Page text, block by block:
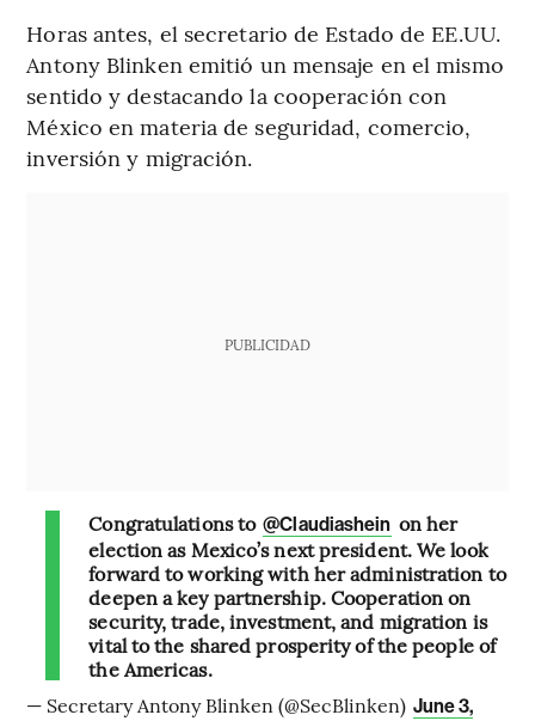
Horas antes, el secretario de Estado de EE.UU.
Antony Blinken emitió un mensaje en el mismo
sentido y destacando la cooperación con
México en materia de seguridad, comercio,
inversión y migración.
PUBLICIDAD
Congratulations to @Claudiashein on her
election as Mexico’s next president. We look
forward to working with her administration to
deepen a key partnership. Cooperation on
security, trade, investment, and migration is
vital to the shared prosperity of the people of
the Americas.
— Secretary Antony Blinken (@SecBlinken) June 3,